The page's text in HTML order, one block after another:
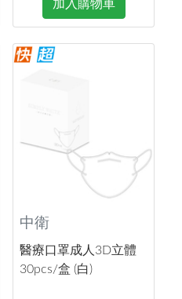
加入購物車
中衛
醫療口罩成人3D立體
30pcs/盒 (白)